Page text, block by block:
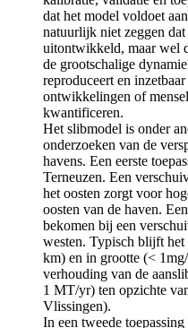
dat het model voldoet
natuurlijk niet zeggen
uitontwikkeld, maar wel
de grootschalige
reproduceert en
ontwikkelingen of
kwantificeren.
Het slibmodel is onder
onderzoeken van de
havens. Een eerste
Terneuzen. Een
het oosten zorgt voor
oosten van de haven.
bekomen bij een
westen. Typisch blijft
km) en in grootte (<
verhouding van de
1 MT/yr) ten opzichte
Vlissingen).
In een tweede